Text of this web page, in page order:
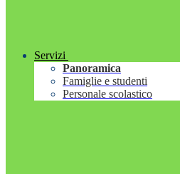
Servizi
Panoramica
Famiglie e studenti
Personale scolastico